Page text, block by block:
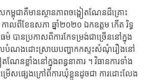
សកម្ពុជា​គឺមាន​ស្ថានភាព​ចង្អៀតណែន​ដ៏គ្រោះ
ាលពីខែឧសភា​ ឆ្នាំ​២០២០​ ឯកឧត្តម​ កើត រិទ្ធ
ធម៌​ បានប្រកាស​ពីការកែទម្រង់​ជាច្រើន​នៅក្នុង
ល​បំណង​ដោះស្រាយ​បញ្ហា​កកស្ទះ​សំណុំរឿង​នៅ
ណែនខ្លាំង​នៅក្នុងពន្ធនាគារ ។​ វិធានការ​ទាំង
ម្រើស​ផ្សេងក្រៅ​ពីការឃុំខ្លួន​ដូចជា​ ការដោះលែង​